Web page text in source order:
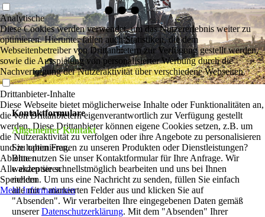
Kontaktformulare
Allgemeiner Kontakt
Sie haben Fragen zu unseren Produkten oder Dienstleistungen?
Bitte nutzen Sie unser Kontaktformular für Ihre Anfrage. Wir
werden sie schnellstmöglich bearbeiten und uns bei Ihnen
melden. Um uns eine Nachricht zu senden, füllen Sie einfach
alle mit * markierten Felder aus und klicken Sie auf
"Absenden". Wir verarbeiten Ihre eingegebenen Daten gemäß
unsererDatenschutzerklärung. Mit dem "Absenden" Ihrer
Analytische
Diese Cookies werden verwendet, um das Nutzererlebnis weiter zu
optimieren. Hierunter fallen auch Statistiken, die dem
Webseitenbetreiber von Drittanbietern zur Verfügung gestellt werden,
sowie die Ausspielung von personalisierter Werbung durch die
Nachverfolgung der Nutzeraktivität über verschiedene Webseiten.
Drittanbieter-Inhalte
Diese Webseite bietet möglicherweise Inhalte oder Funktionalitäten an,
die von Drittanbietern eigenverantwortlich zur Verfügung gestellt
werden. Diese Drittanbieter können eigene Cookies setzen, z.B. um
die Nutzeraktivität zu verfolgen oder ihre Angebote zu personalisieren
und zu optimieren.
Ablehnen
Alle akzeptieren
Speichern
Mehr Informationen